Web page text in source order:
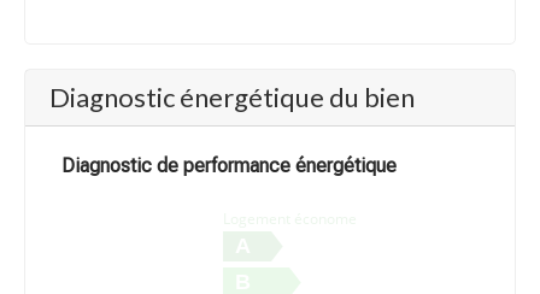
Diagnostic énergétique du bien
Diagnostic de performance énergétique